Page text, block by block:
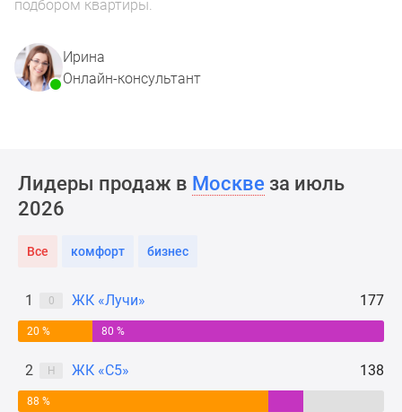
Семейная
ипотека
Военная
ипотека
Новости
недвижимости
эксперта
рынка
Покупателю
Экспертиза
новостроек
подбором квартиры.
Ирина
Онлайн-консультант
Лидеры продаж в Москве за июль
2026
Все комфорт бизнес
1 0 ЖК «Лучи» 177
20 % 80 %
2 Н ЖК «С5» 138
88 %